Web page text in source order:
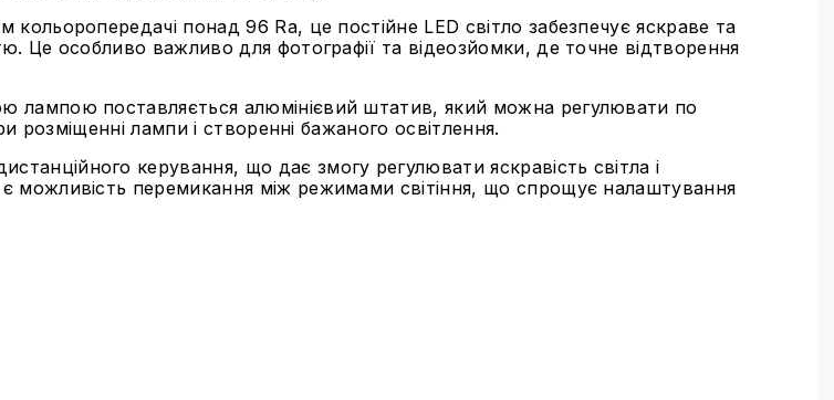
кольоропередачі понад 96 Ra, це постійне LED світло забезпечує яскраве та
Це особливо важливо для фотографії та відеозйомки, де точне відтворення
лампою поставляється алюмінієвий штатив, який можна регулювати по
розміщенні лампи і створенні бажаного освітлення.
керування, що дає змогу регулювати яскравість світла і
можливість перемикання між режимами світіння, що спрощує налаштування